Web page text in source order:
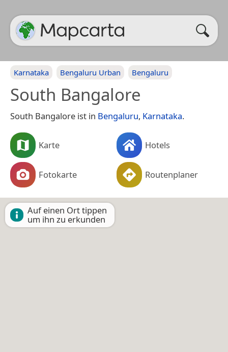
Karnataka Bengaluru Urban Bengaluru
South Bangalore
South Bangalore ist in Bengaluru, Karnataka.
Karte Hotels
Fotokarte Routenplaner
Auf einen Ort tippen
um ihn zu erkunden